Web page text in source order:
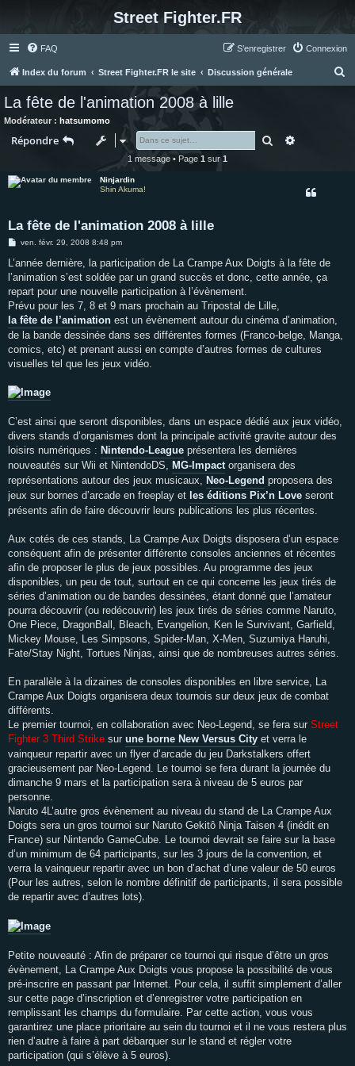
Street Fighter.FR
FAQ Connexion
S’enregistrer
Index du forum Street Fighter.FR le site Discussion générale
La fête de l'animation 2008 à lille
Modérateur : hatsumomo
Répondre Rechercher
1 message • Page 1 sur1
Ninjardin
Shin Akuma!
La fête de l'animation 2008 à lille
M
s
a
g
e
ven. févr. 29, 2008 8:48 pm
L’année dernière, la participation de La Crampe Aux Doigts à la fête de
l’animation s’est soldée par un grand succès et donc, cette année, ça
repart pour une nouvelle participation à l’évènement.
Prévu pour les 7, 8 et 9 mars prochain au Tripostal de Lille,
la fête de l’animation est un évènement autour du cinéma d’animation,
de la bande dessinée dans ses différentes formes (Franco-belge, Manga,
comics, etc) et prenant aussi en compte d’autres formes de cultures
visuelles tel que les jeux vidéo.
C’est ainsi que seront disponibles, dans un espace dédié aux jeux vidéo,
divers stands d’organismes dont la principale activité gravite autour des
loisirs numériques : Nintendo-League présentera les dernières
nouveautés sur Wii et NintendoDS, MG-Impactorganisera des
représentations autour des jeux musicaux, Neo-Legend proposera des
jeux sur bornes d’arcade en freeplay et les éditions Pix’n Love seront
présents afin de faire découvrir leurs publications les plus récentes.
Aux cotés de ces stands, La Crampe Aux Doigts disposera d’un espace
conséquent afin de présenter différente consoles anciennes et récentes
afin de proposer le plus de jeux possibles. Au programme des jeux
disponibles, un peu de tout, surtout en ce qui concerne les jeux tirés de
séries d’animation ou de bandes dessinées, étant donné que l’amateur
pourra découvrir (ou redécouvrir) les jeux tirés de séries comme Naruto,
One Piece, DragonBall, Bleach, Evangelion, Ken le Survivant, Garfield,
Mickey Mouse, Les Simpsons, Spider-Man, X-Men, Suzumiya Haruhi,
Fate/Stay Night, Tortues Ninjas, ainsi que de nombreuses autres séries.
En parallèle à la dizaines de consoles disponibles en libre service, La
Crampe Aux Doigts organisera deux tournois sur deux jeux de combat
différents.
Le premier tournoi, en collaboration avec Neo-Legend, se fera sur Street
Fighter 3 Third Strike sur une borne New Versus City et verra le
vainqueur repartir avec un flyer d’arcade du jeu Darkstalkers offert
gracieusement par Neo-Legend. Le tournoi se fera durant la journée du
dimanche 9 mars et la participation sera à niveau de 5 euros par
personne.
Naruto 4L’autre gros évènement au niveau du stand de La Crampe Aux
Doigts sera un gros tournoi sur Naruto Gekitô Ninja Taisen 4 (inédit en
France) sur Nintendo GameCube. Le tournoi devrait se faire sur la base
d’un minimum de 64 participants, sur les 3 jours de la convention, et
verra la vainqueur repartir avec un bon d’achat d’une valeur de 50 euros
(Pour les autres, selon le nombre définitif de participants, il sera possible
de repartir avec d’autres lots).
Petite nouveauté : Afin de préparer ce tournoi qui risque d’être un gros
évènement, La Crampe Aux Doigts vous propose la possibilité de vous
pré-inscrire en passant par Internet. Pour cela, il suffit simplement d’aller
sur cette page d’inscription et d’enregistrer votre participation en
remplissant les champs du formulaire. Par cette action, vous vous
garantirez une place prioritaire au sein du tournoi et il ne vous restera plus
rien d’autre à faire à part débarquer sur le stand et régler votre
participation (qui s’élève à 5 euros).